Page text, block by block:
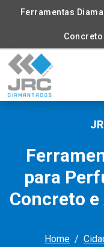
Ferramentas
para
Concreto
Home